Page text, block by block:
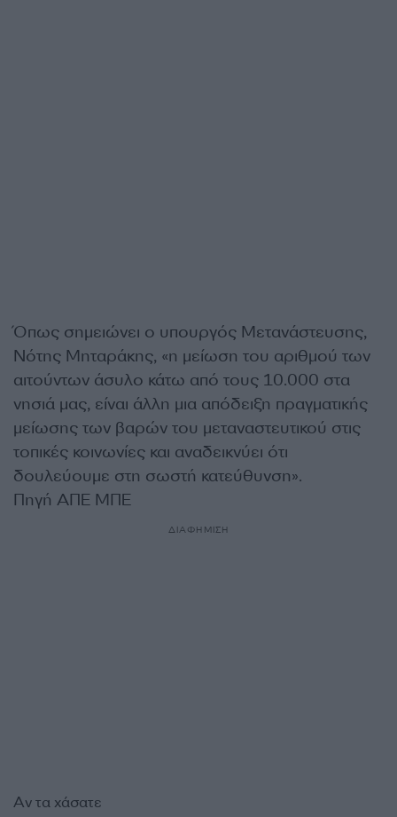
Όπως σημειώνει ο υπουργός Μετανάστευσης,
Νότης Μηταράκης, «η μείωση του αριθμού των
αιτούντων άσυλο κάτω από τους 10.000 στα
νησιά μας, είναι άλλη μια απόδειξη πραγματικής
μείωσης των βαρών του μεταναστευτικού στις
τοπικές κοινωνίες και αναδεικνύει ότι
δουλεύουμε στη σωστή κατεύθυνση».
Πηγή ΑΠΕ ΜΠΕ
ΔΙΑΦΗΜΙΣΗ
Αν τα χάσατε